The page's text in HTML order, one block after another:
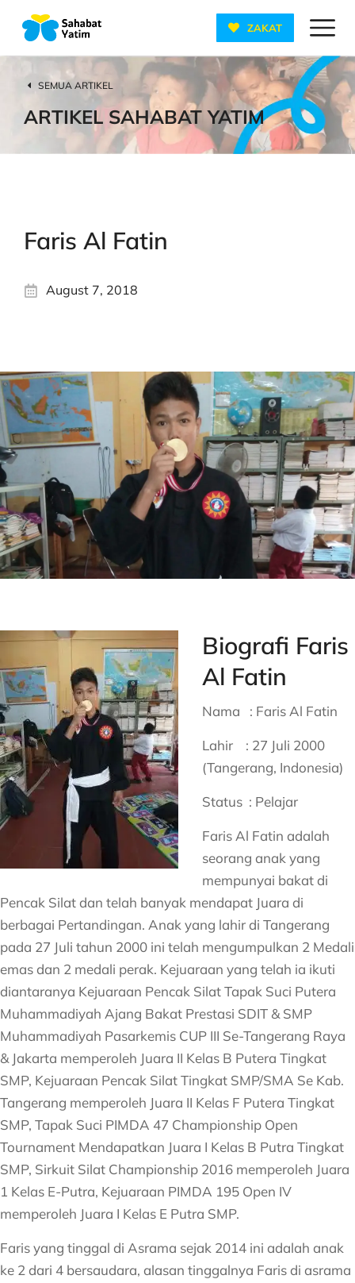
ZAKAT
SEMUA ARTIKEL
ARTIKEL SAHABAT YATIM
Faris Al Fatin
August 7, 2018
Biografi Faris
Al Fatin
Nama : Faris Al Fatin
Lahir : 27 Juli 2000
(Tangerang, Indonesia)
Status : Pelajar
Faris Al Fatin adalah
seorang anak yang
mempunyai bakat di
Pencak Silat dan telah banyak mendapat Juara di
berbagai Pertandingan. Anak yang lahir di Tangerang
pada 27 Juli tahun 2000 ini telah mengumpulkan 2 Medali
emas dan 2 medali perak. Kejuaraan yang telah ia ikuti
diantaranya Kejuaraan Pencak Silat Tapak Suci Putera
Muhammadiyah Ajang Bakat Prestasi SDIT & SMP
Muhammadiyah Pasarkemis CUP III Se-Tangerang Raya
& Jakarta memperoleh Juara II Kelas B Putera Tingkat
SMP, Kejuaraan Pencak Silat Tingkat SMP/SMA Se Kab.
Tangerang memperoleh Juara II Kelas F Putera Tingkat
SMP, Tapak Suci PIMDA 47 Championship Open
Tournament Mendapatkan Juara I Kelas B Putra Tingkat
SMP, Sirkuit Silat Championship 2016 memperoleh Juara
1 Kelas E-Putra, Kejuaraan PIMDA 195 Open IV
memperoleh Juara I Kelas E Putra SMP.
Faris yang tinggal di Asrama sejak 2014 ini adalah anak
ke 2 dari 4 bersaudara, alasan tinggalnya Faris di asrama